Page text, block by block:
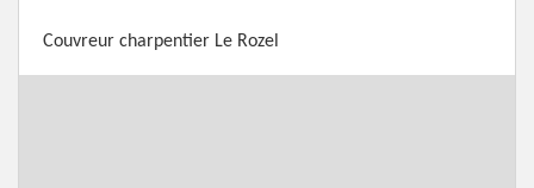
Couvreur charpentier Le Rozel